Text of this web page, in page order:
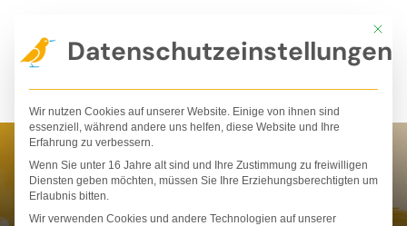
Inhalt
springen
Anke Hopfengart
Mit
Datenschutzeinstellungen
Wir nutzen Cookies auf unserer Website. Einige von ihnen sind
essenziell, während andere uns helfen, diese Website und Ihre
Erfahrung zu verbessern.
Wenn Sie unter 16 Jahre alt sind und Ihre Zustimmung zu freiwilligen
Diensten geben möchten, müssen Sie Ihre Erziehungsberechtigten um
Erlaubnis bitten.
Wir verwenden Cookies und andere Technologien auf unserer